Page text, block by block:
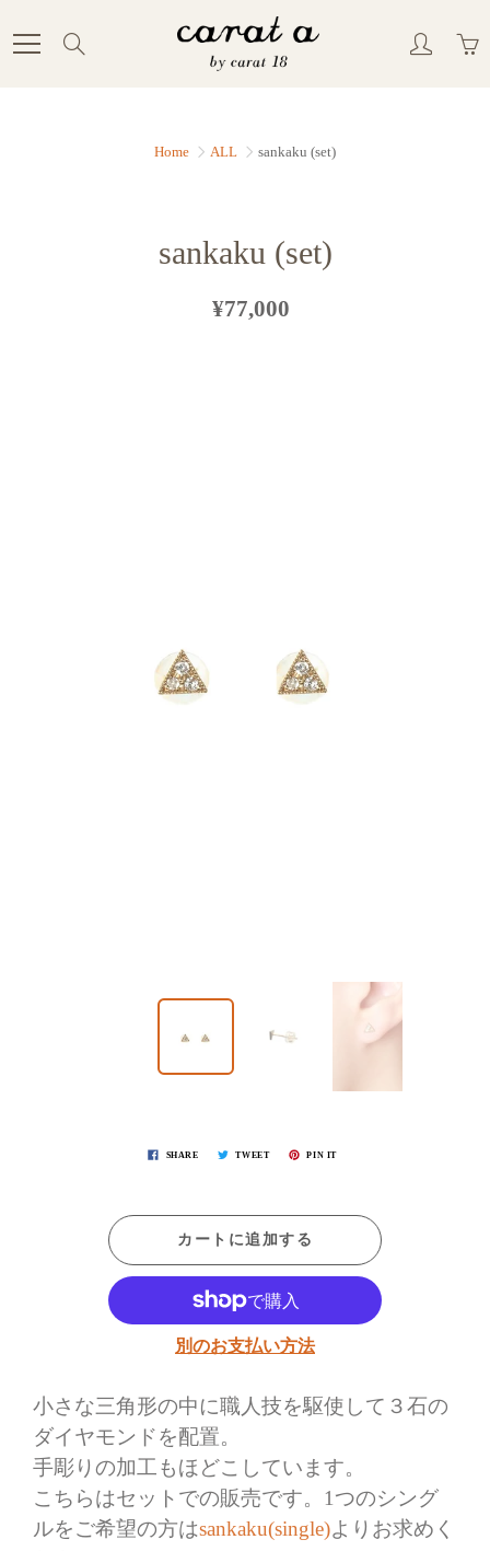
Content
Home ALL sankaku (set)
sankaku (set)
¥77,000
SHARE TWEET PIN IT
カートに追加する
別のお支払い方法
小さな三角形の中に職人技を駆使して３石の
ダイヤモンドを配置。
手彫りの加工もほどこしています。
こちらはセットでの販売です。1つのシング
ルをご希望の方はsankaku(single)よりお求めく